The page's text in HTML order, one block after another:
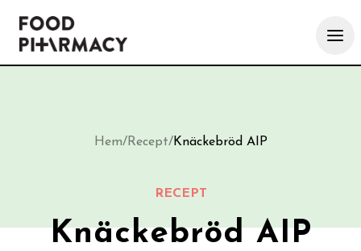
Hem/Recept/Knäckebröd AIP
RECEPT
Knäckebröd AIP